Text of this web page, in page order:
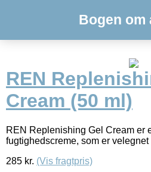
Bogen om
REN
Cream (50 ml)
REN Replenishing Gel Cream er
fugtighedscreme, som er velegnet
285 kr. (Vis fragtpris)